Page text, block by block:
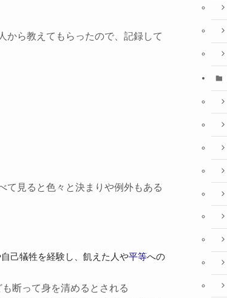
から教えてもらったので、記録して
て見ると色々と決まりや例外もある
己犠牲を経験し、飢えた人や平等への
断って身を清めるとされる